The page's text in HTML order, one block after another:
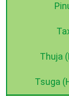
Thuja
Tsuga